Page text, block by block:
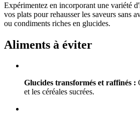
Expérimentez en incorporant une variété
vos plats pour rehausser les saveurs sans
ou condiments riches en glucides.
Aliments à éviter
Glucides transformés et raffinés :
et les céréales sucrées.